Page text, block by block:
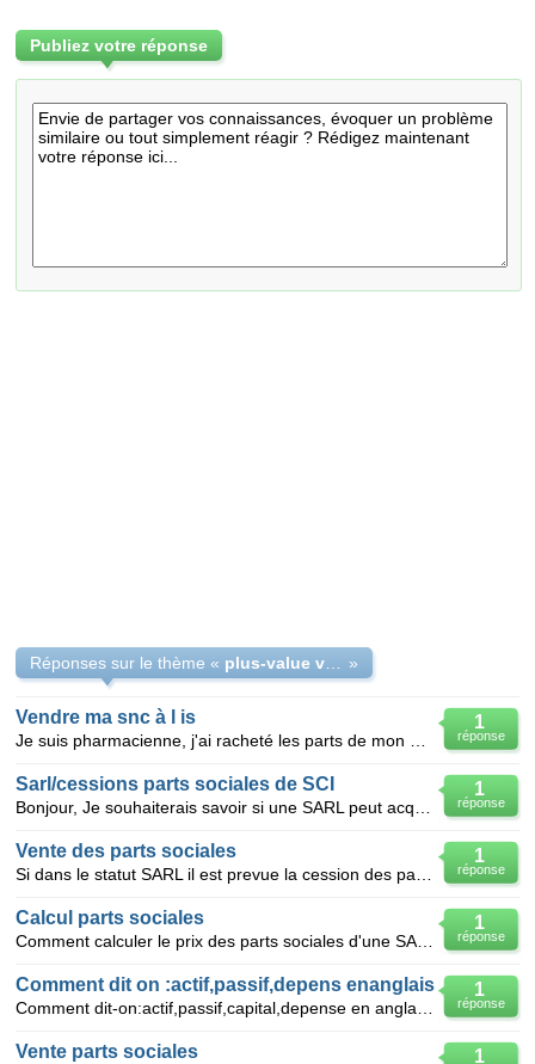
Publiez votre réponse
Réponses sur le thème « »
1
réponse
Vendre ma snc à l is
1
réponse
Sarl/cessions parts sociales de SCI
1
réponse
Vente des parts sociales
1
réponse
Calcul parts sociales
1
réponse
Comment dit on :actif,passif,depens enanglais
1
Vente parts sociales